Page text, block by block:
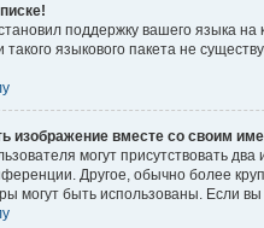
поддержку вашего языка
такого языкового пакета не
изображение вместе со своим
могут присутствовать
Другое, обычно более
могут быть использованы. Если